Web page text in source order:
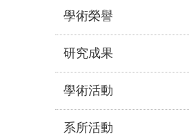
學術榮譽
研究成果
學術活動
系所活動